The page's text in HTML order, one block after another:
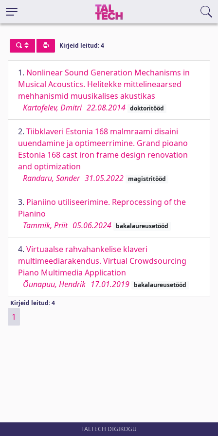
Kirjeid leitud: 4
1. Nonlinear Sound Generation Mechanisms in
Musical Acoustics. Helitekke mittelineaarsed
mehhanismid muusikalises akustikas
Kartofelev, Dmitri 22.08.2014 doktoritööd
2. Tiibklaveri Estonia 168 malmraami disaini
uuendamine ja optimeerrimine. Grand pioano
Estonia 168 cast iron frame design renovation
and optimization
Randaru, Sander 31.05.2022 magistritööd
3. Pianiino utiliseerimine. Reprocessing of the
Pianino
Tammik, Priit 05.06.2024 bakalaureusetööd
4. Virtuaalse rahvahankelise klaveri
multimeediarakendus. Virtual Crowdsourcing
Piano Multimedia Application
Õunapuu, Hendrik 17.01.2019 bakalaureusetööd
Kirjeid leitud: 4
1
TALTECH DIGIKOGU